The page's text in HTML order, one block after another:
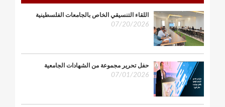
اللقاء التنسيقي الخاص بالجامعات الفلسطينية
07/20/2026
حفل تحرير مجموعة من الشهادات الجامعية
07/01/2026